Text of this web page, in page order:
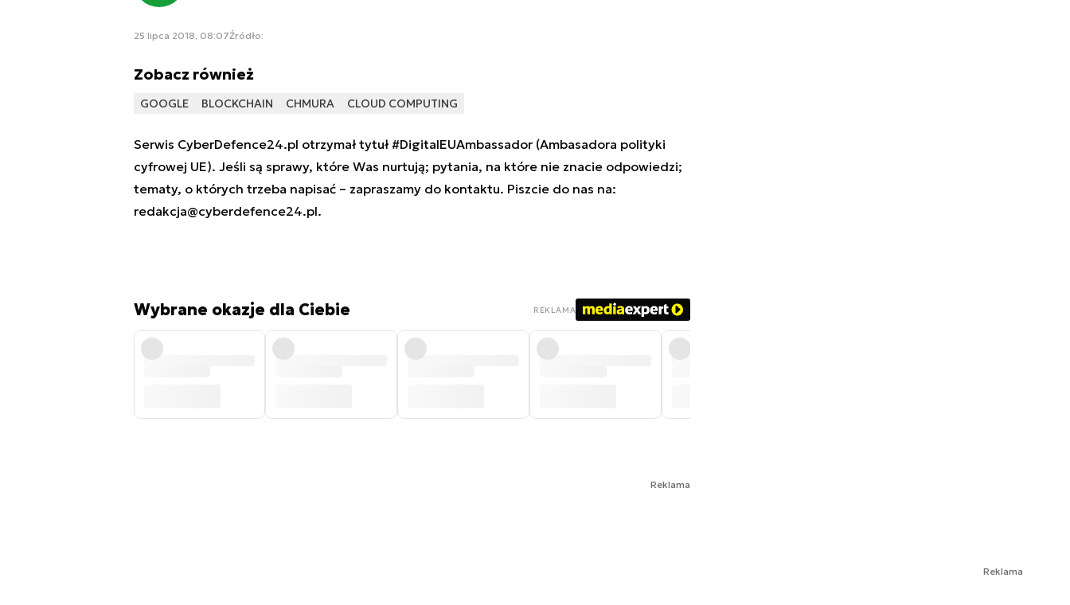
25 lipca 2018, 08:07Źródło:
Zobacz również
GOOGLE BLOCKCHAIN CHMURA CLOUD COMPUTING
Serwis CyberDefence24.pl otrzymał tytuł #DigitalEUAmbassador (Ambasadora polityki
cyfrowej UE). Jeśli są sprawy, które Was nurtują; pytania, na które nie znacie odpowiedzi;
tematy, o których trzeba napisać – zapraszamy do kontaktu. Piszcie do nas na:
redakcja@cyberdefence24.pl.
Wybrane okazje dla Ciebie REKLAMA
Reklama
Reklama